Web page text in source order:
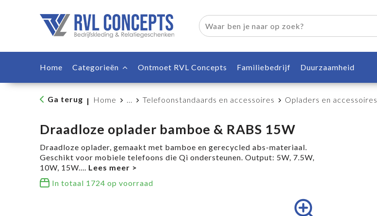
Home Categorieën Ontmoet RVL Concepts Familiebedrijf Duurzaamheid
Ga terug | Home ... Telefoonstandaards en accessoires Opladers en accessoires
Draadloze oplader bamboe & RABS 15W
Draadloze oplader, gemaakt met bamboe en gerecycled abs-materiaal.
Geschikt voor mobiele telefoons die Qi ondersteunen. Output: 5W, 7.5W,
10W, 15W....
In totaal 1724 op voorraad